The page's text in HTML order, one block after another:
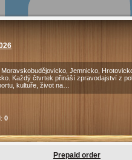
Jemnicko,
Každý čtvrtek přináší zpravodajství z
kultuře, život na…
0
Prepaid order